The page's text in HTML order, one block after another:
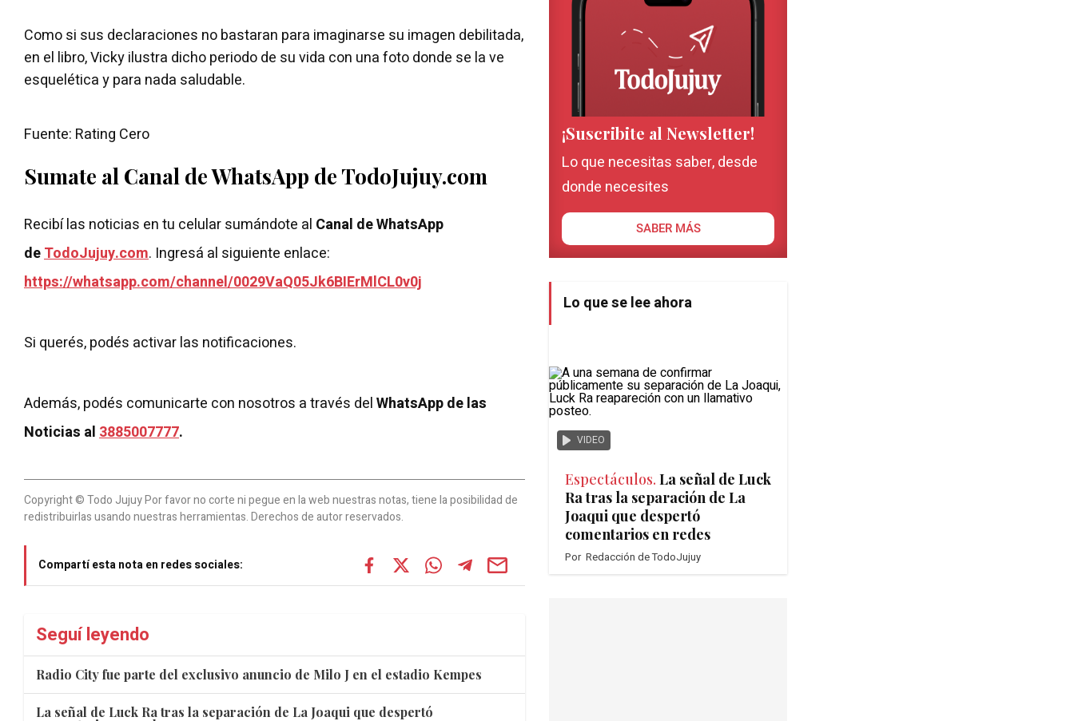
Como si sus declaraciones no bastaran para imaginarse su imagen debilitada,
en el libro, Vicky ilustra dicho periodo de su vida con una foto donde se la ve
esquelética y para nada saludable.
Fuente: Rating Cero
Sumate al Canal de WhatsApp de TodoJujuy.com
Recibí las noticias en tu celular sumándote al Canal de WhatsApp
deTodoJujuy.com. Ingresá al siguiente enlace:
https://whatsapp.com/channel/0029VaQ05Jk6BIErMlCL0v0j
Si querés, podés activar las notificaciones.
Además, podés comunicarte con nosotros a través delWhatsApp de las
Noticias al3885007777.
Copyright © Todo Jujuy Por favor no corte ni pegue en la web nuestras notas, tiene la posibilidad de
redistribuirlas usando nuestras herramientas. Derechos de autor reservados.
Compartí esta nota en redes sociales:
Seguí leyendo
Radio City fue parte del exclusivo anuncio de Milo J en el estadio Kempes
La señal de Luck Ra tras la separación de La Joaqui que despertó
¡Suscribite al Newsletter!
Lo que necesitas saber, desde
donde necesites
SABER MÁS
Lo que se lee ahora
VIDEO
Espectáculos. La señal de Luck
Ra tras la separación de La
Joaqui que despertó
comentarios en redes
Por Redacción de TodoJujuy